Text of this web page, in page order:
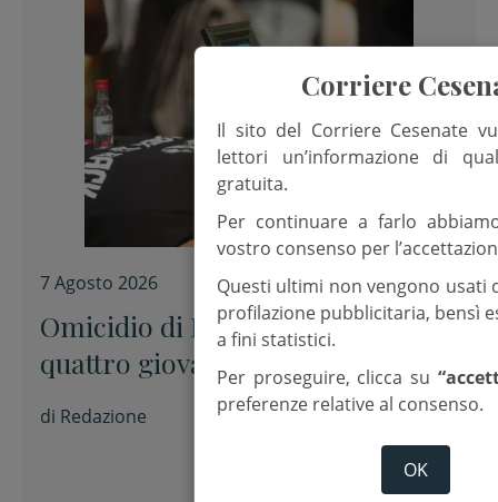
7 Agosto 2026
Omicidio di Pinarella, fermati
quattro giovani per la morte di
Nicola Musiani
di Redazione
Corriere
Il sito del Corriere Cesenate
lettori un’informazione di
gratuita.
Per continuare a farlo
vostro consenso per
Questi ultimi non vengono usati
profilazione pubblicitaria, bensì
a fini statistici.
Per proseguire, clicca su
preferenze relative al consenso.
OK